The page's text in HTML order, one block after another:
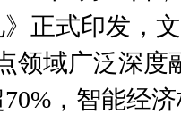
正式印发，
领域广泛深
，智能经